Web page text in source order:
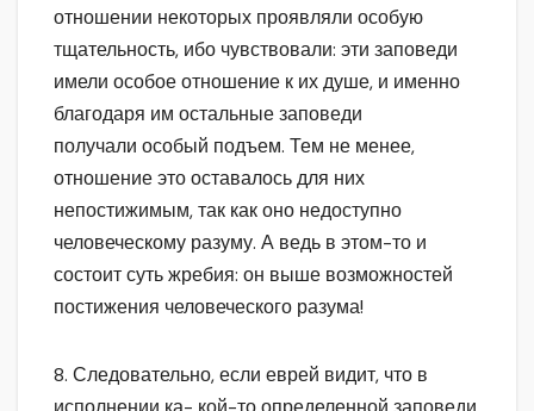
отношении некоторых проявляли особую
тщательность, ибо чувствовали: эти заповеди
имели особое отношение к их душе, и именно
благодаря им остальные заповеди
получали особый подъем. Тем не менее,
отношение это оставалось для них
непостижимым, так как оно недоступно
человеческому разуму. А ведь в этом-то и
состоит суть жребия: он выше возможностей
постижения человеческого разума!
8. Следовательно, если еврей видит, что в